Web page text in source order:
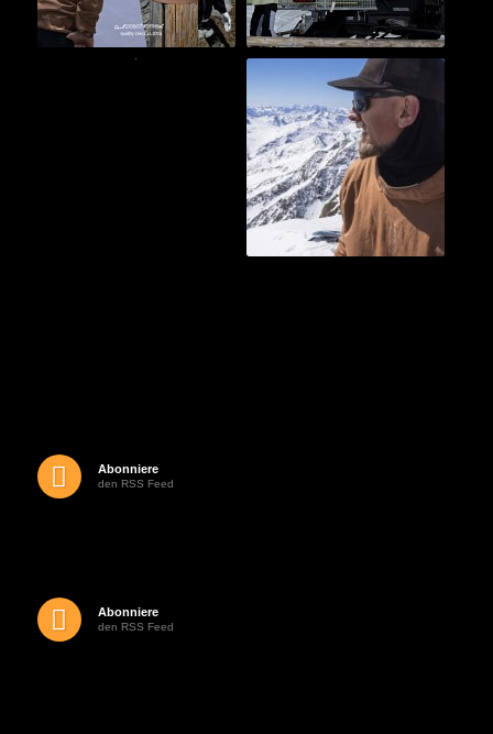
Abonniere
den RSS Feed
Abonniere
den RSS Feed